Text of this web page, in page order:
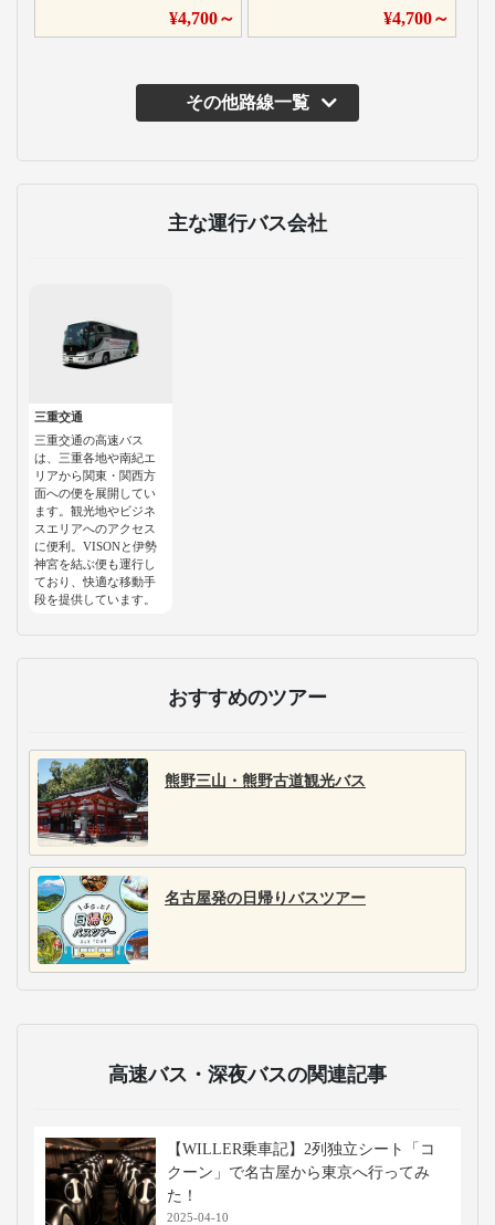
¥4,700～ ¥4,700～
その他路線一覧
主な運行バス会社
三重交通
三重交通の高速バス
は、三重各地や南紀エ
リアから関東・関西方
面への便を展開してい
ます。観光地やビジネ
スエリアへのアクセス
に便利。VISONと伊勢
神宮を結ぶ便も運行し
ており、快適な移動手
段を提供しています。
おすすめのツアー
熊野三山・熊野古道観光バス
名古屋発の日帰りバスツアー
高速バス・深夜バスの関連記事
【WILLER乗車記】2列独立シート「コ
クーン」で名古屋から東京へ行ってみ
た！
2025-04-10